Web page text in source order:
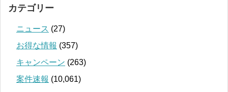
カテゴリー
ニュース (27)
お得な情報 (357)
キャンペーン (263)
案件速報 (10,061)